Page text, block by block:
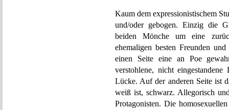
Kaum dem expressionistischem
und/oder gebogen. Einzig die
beiden Mönche um eine
ehemaligen besten Freunden
einen Seite eine an Poe
verstohlene, nicht
Lücke. Auf der anderen Seite ist
weiß ist, schwarz. Allegorisch
Protagonisten. Die